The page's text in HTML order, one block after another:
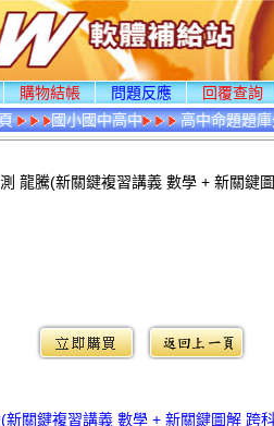
購物結帳 問題反應 回覆查詢
國小國中高中 高中命題題
龍騰(新關鍵複習講義 數學 + 新關鍵
新關鍵複習講義 數學 + 新關鍵圖解 跨